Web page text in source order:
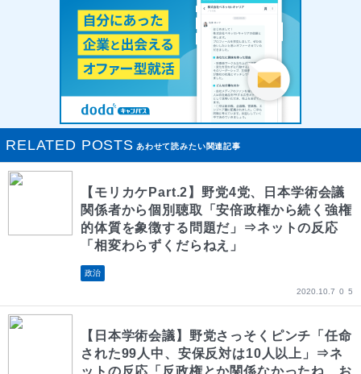
RELATED POSTS あわせて読みたい関連記事
【モリカケPart.2】野党4党、日本学術会議
関係者から個別聴取「安倍政権から続く強権
的体質を象徴する問題だ」⇒ネットの反応
「相変わらずくだらねえ」
政治
2020.10.7 0 5
【日本学術会議】野党さっそくピンチ「任命
された99人中、安保反対は10人以上」⇒ネ
ットの反応「反政権とか関係なかったね、お